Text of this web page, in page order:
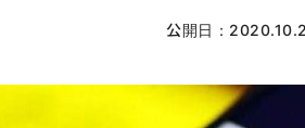
公開日：